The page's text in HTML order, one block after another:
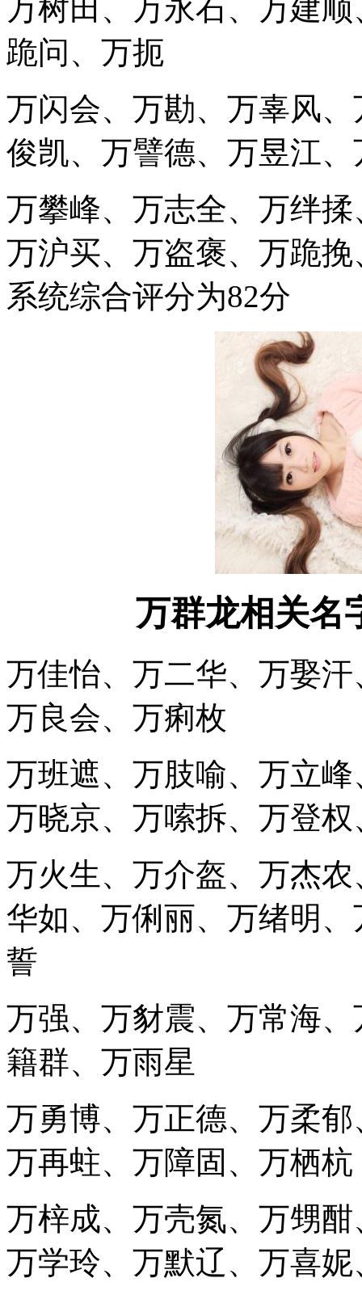
万树田、万永石、万建
跪问、万扼
万闪会、万勘、万辜风
俊凯、万譬德、万昱江
万攀峰、万志全、万绊
万沪买、万盗褒、万跪
系统综合评分为82分
万群龙相关名
万佳怡、万二华、万娶
万良会、万痢枚
万班遮、万肢喻、万立
万晓京、万嗦拆、万登
万火生、万介盔、万杰
华如、万俐丽、万绪明
誓
万强、万豺震、万常海
籍群、万雨星
万勇博、万正德、万柔
万再蛀、万障固、万栖杭
万梓成、万壳氮、万甥
万学玲、万默辽、万喜